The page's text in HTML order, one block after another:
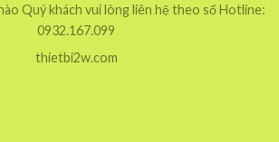
Quý khách vui lòng liên hệ theo số Hotline:
0932.167.099
thietbi2w.com